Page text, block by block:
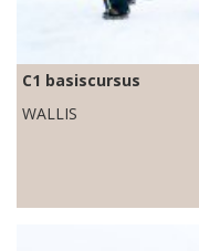
C1 basiscursus
WALLIS